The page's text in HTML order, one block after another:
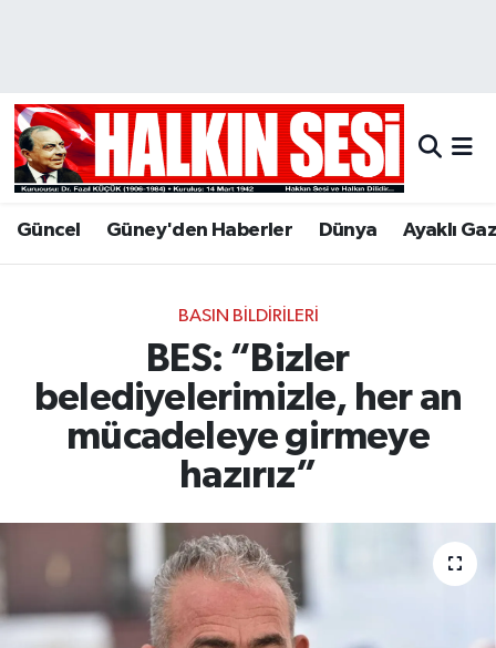
Güncel Güney'den Haberler Dünya Ayaklı
BASIN BILDIRILERI
BES: “Bizler
belediyelerimizle, her an
mücadeleye girmeye
hazırız”
Hava Durumu
Trafik Durumu
Tüm Manşetler
Son Dakika Haberleri
Haber Arşivi